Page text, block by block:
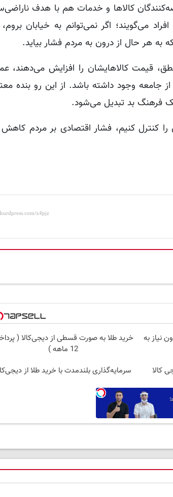
کالاها و خدمات هم با هدف
می‌گویند؛ اگر نمی‌توانم به خیابان
به هر حال از درون به مردم فشار بیاید.
قیمت کالاهایشان را افزایش می‌دهند،
جامعه وجود داشته باشد. از این رو بنده
یک فرهنگ بد تبدیل می‌شود.
کنترل کنیم، فشار اقتصادی بر مردم کاهش
نیاز به
خرید طلا به صورت قسطی از دیجی‌کالا (
12 ماهه )
کالا سرمایه‌گذاری بلندمدت با خرید طلا از